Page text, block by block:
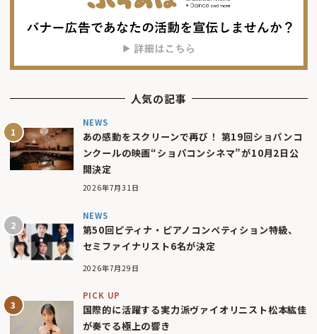
人気の記事
NEWS
あの感動をスクリーンで再び！ 第19回ショパンコ
ンクールの映画“ショパコンシネマ”が10月2日公
開決定
2026年7月31日
NEWS
第50回ピティナ・ピアノコンペティション特級、
セミファイナリスト6名が決定
2026年7月29日
PICK UP
国際的に活躍する実力派ヴァイオリニスト松本紘佳
が奏でる極上の響き